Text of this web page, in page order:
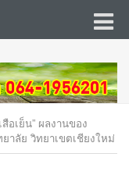
อเย็น” ผลงานของ
าลัย วิทยาเขตเชียงใหม่